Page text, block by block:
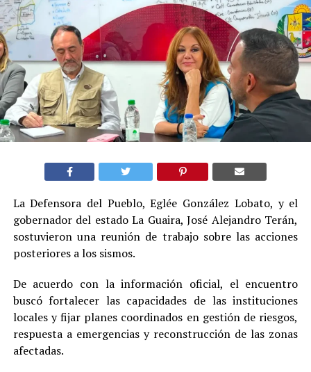
La Defensora del Pueblo, Eglée González Lobato, y el
gobernador del estado La Guaira, José Alejandro Terán,
sostuvieron una reunión de trabajo sobre las acciones
posteriores a los sismos.
De acuerdo con la información oficial, el encuentro
buscó fortalecer las capacidades de las instituciones
locales y fijar planes coordinados en gestión de riesgos,
respuesta a emergencias y reconstrucción de las zonas
afectadas.